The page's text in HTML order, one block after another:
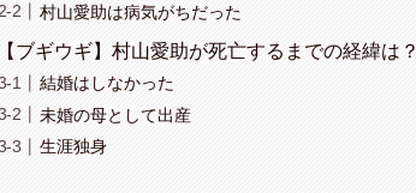
村山愛助は病気がちだった
【ブギウギ】村山愛助が死亡するまでの経緯は？
結婚はしなかった
未婚の母として出産
生涯独身